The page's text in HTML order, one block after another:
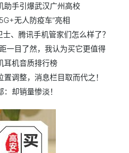
助手引爆武汉广州高校
无人防疫车”亮相
、腾讯手机管家们怎么样了？
一目了然，我认为买它更值得
耳机音质排行榜
调整，消息栏目取而代之！
却销量惨淡！